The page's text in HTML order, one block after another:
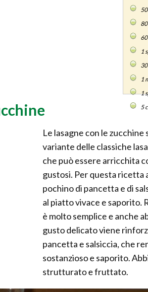
80
60
1
30
1
1
5
Le lasagne con le zucchine
variante delle classiche
che può essere arricchita
gustosi. Per questa ricetta
pochino di pancetta e di
al piatto vivace e saporito.
è molto semplice e anche
gusto delicato viene
pancetta e salsiccia, che
sostanzioso e saporito.
strutturato e fruttato.